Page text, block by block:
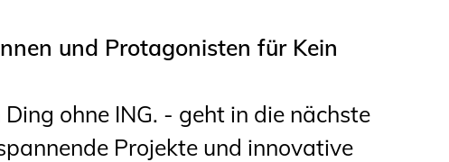
Studierenden Praxis-
Wissenswertes für
Studierende
und Protagonisten für Kein
ohne ING. - geht in die nächste
Projekte und innovative